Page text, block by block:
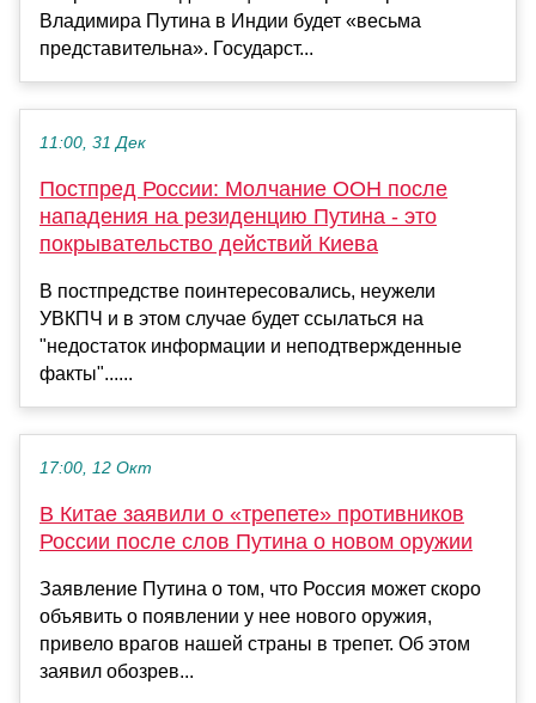
Владимира Путина в Индии будет «весьма
представительна». Государст...
11:00, 31 Дек
Постпред России: Молчание ООН после
нападения на резиденцию Путина - это
покрывательство действий Киева
В постпредстве поинтересовались, неужели
УВКПЧ и в этом случае будет ссылаться на
"недостаток информации и неподтвержденные
факты"......
17:00, 12 Окт
В Китае заявили о «трепете» противников
России после слов Путина о новом оружии
Заявление Путина о том, что Россия может скоро
объявить о появлении у нее нового оружия,
привело врагов нашей страны в трепет. Об этом
заявил обозрев...